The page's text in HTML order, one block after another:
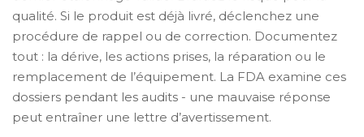
qualité. Si le produit est déjà livré, déclenchez une
procédure de rappel ou de correction. Documentez
tout : la dérive, les actions prises, la réparation ou le
remplacement de l’équipement. La FDA examine ces
dossiers pendant les audits - une mauvaise réponse
peut entraîner une lettre d’avertissement.